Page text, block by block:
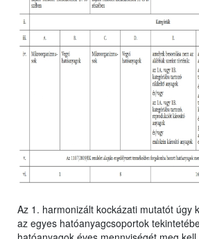
Az 1. harmonizált kockázati mutatót úgy
az egyes hatóanyagcsoportok